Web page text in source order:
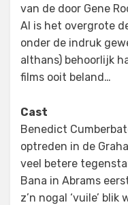
van de door Gene
Al is het overgrote
onder de indruk
althans) behoorlijk
films ooit beland…
Cast
Benedict
optreden in de
veel betere
Bana in Abrams
z’n nogal ‘vuile’